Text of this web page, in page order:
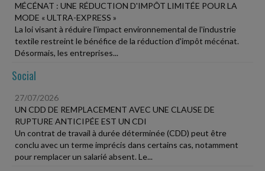
MÉCÉNAT : UNE RÉDUCTION D'IMPÔT LIMITÉE POUR LA
MODE « ULTRA-EXPRESS »
La loi visant à réduire l'impact environnemental de l'industrie
textile restreint le bénéfice de la réduction d'impôt mécénat.
Désormais, les entreprises...
Social
27/07/2026
UN CDD DE REMPLACEMENT AVEC UNE CLAUSE DE
RUPTURE ANTICIPÉE EST UN CDI
Un contrat de travail à durée déterminée (CDD) peut être
conclu avec un terme imprécis dans certains cas, notamment
pour remplacer un salarié absent. Le...